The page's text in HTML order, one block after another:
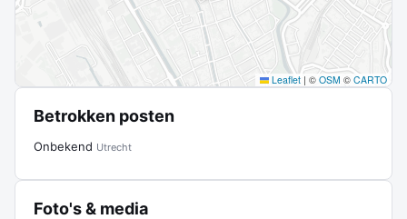
Leaflet | © OSM © CARTO
Betrokken posten
Onbekend Utrecht
Foto's & media